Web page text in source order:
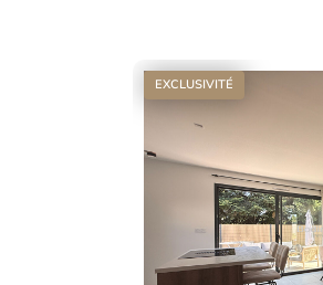
EXCLUSIVITÉ